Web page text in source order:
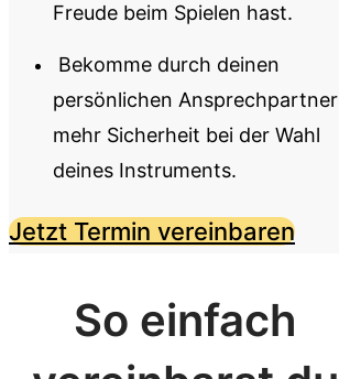
Freude beim Spielen hast.
​Bekomme durch deinen
persönlichen Ansprechpartner
mehr Sicherheit bei der Wahl
deines Instruments.
Jetzt Termin vereinbaren
So einfach